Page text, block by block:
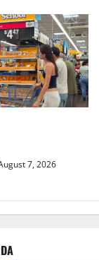
7, 2026